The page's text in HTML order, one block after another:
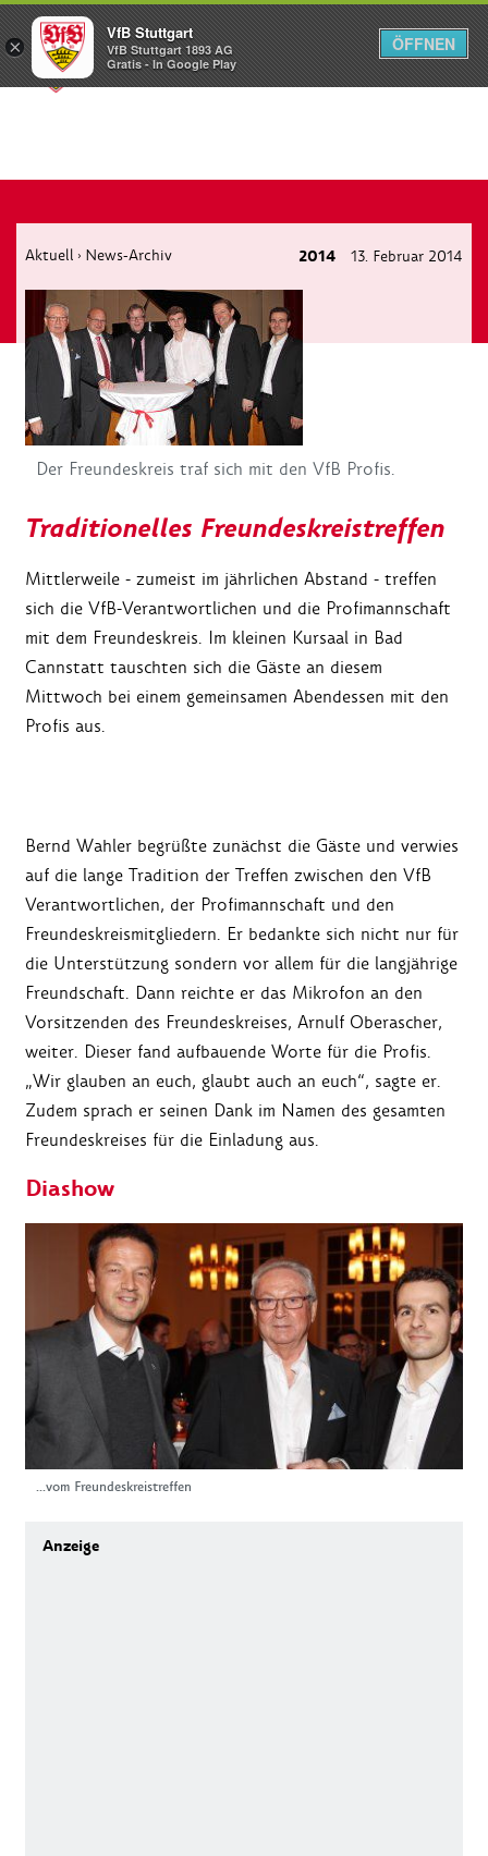
Menü
Aktuell › News-Archiv 2014 13. Februar 2014
Der Freundeskreis traf sich mit den VfB Profis.
Traditionelles Freundeskreistreffen
Mittlerweile - zumeist im jährlichen Abstand - treffen
sich die VfB-Verantwortlichen und die Profimannschaft
mit dem Freundeskreis. Im kleinen Kursaal in Bad
Cannstatt tauschten sich die Gäste an diesem
Mittwoch bei einem gemeinsamen Abendessen mit den
Profis aus.
Bernd Wahler begrüßte zunächst die Gäste und verwies
auf die lange Tradition der Treffen zwischen den VfB
Verantwortlichen, der Profimannschaft und den
Freundeskreismitgliedern. Er bedankte sich nicht nur für
die Unterstützung sondern vor allem für die langjährige
Freundschaft. Dann reichte er das Mikrofon an den
Vorsitzenden des Freundeskreises, Arnulf Oberascher,
weiter. Dieser fand aufbauende Worte für die Profis.
„Wir glauben an euch, glaubt auch an euch“, sagte er.
Zudem sprach er seinen Dank im Namen des gesamten
Freundeskreises für die Einladung aus.
Diashow
...vom Freundeskreistreffen
×
VfB Stuttgart
VfB Stuttgart 1893 AG
Gratis - In Google Play
ÖFFNEN